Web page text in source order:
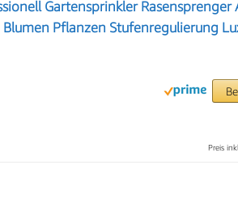
Gartensprinkler Rasensprenger
Blumen Pflanzen Stufenregulierung
Preis